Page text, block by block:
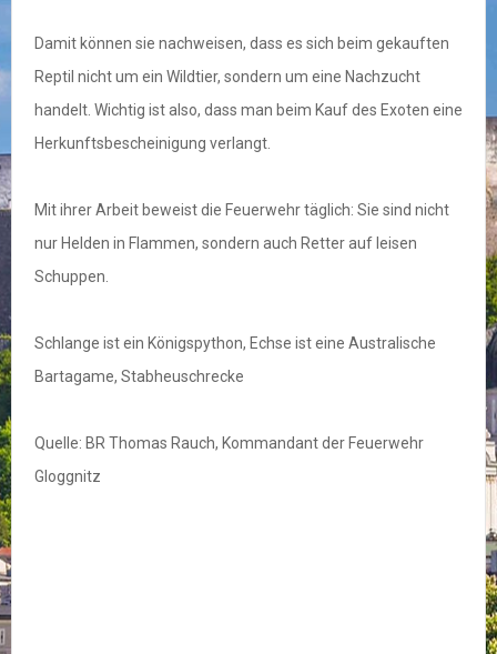
Damit können sie nachweisen, dass es sich beim gekauften
Reptil nicht um ein Wildtier, sondern um eine Nachzucht
handelt. Wichtig ist also, dass man beim Kauf des Exoten eine
Herkunftsbescheinigung verlangt.
Mit ihrer Arbeit beweist die Feuerwehr täglich: Sie sind nicht
nur Helden in Flammen, sondern auch Retter auf leisen
Schuppen.
Schlange ist ein Königspython, Echse ist eine Australische
Bartagame, Stabheuschrecke
Quelle: BR Thomas Rauch, Kommandant der Feuerwehr
Gloggnitz